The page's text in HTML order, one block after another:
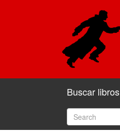
Buscar libros